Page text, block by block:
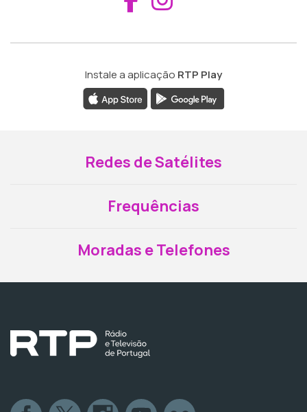
Instale a aplicação RTP Play
Redes de Satélites
Frequências
Moradas e Telefones